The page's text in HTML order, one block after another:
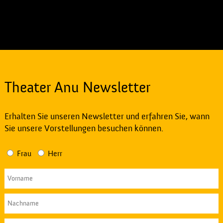
Theater Anu Newsletter
Erhalten Sie unseren Newsletter und erfahren Sie, wann
Sie unsere Vorstellungen besuchen können.
Frau Herr